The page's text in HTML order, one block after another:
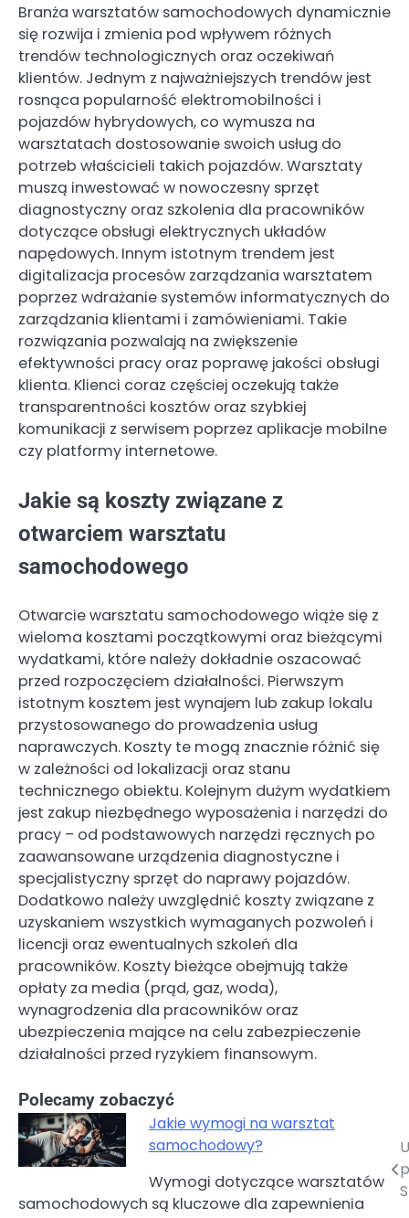
Branża warsztatów samochodowych dynamicznie
się rozwija i zmienia pod wpływem różnych
trendów technologicznych oraz oczekiwań
klientów. Jednym z najważniejszych trendów jest
rosnąca popularność elektromobilności i
pojazdów hybrydowych, co wymusza na
warsztatach dostosowanie swoich usług do
potrzeb właścicieli takich pojazdów. Warsztaty
muszą inwestować w nowoczesny sprzęt
diagnostyczny oraz szkolenia dla pracowników
dotyczące obsługi elektrycznych układów
napędowych. Innym istotnym trendem jest
digitalizacja procesów zarządzania warsztatem
poprzez wdrażanie systemów informatycznych do
zarządzania klientami i zamówieniami. Takie
rozwiązania pozwalają na zwiększenie
efektywności pracy oraz poprawę jakości obsługi
klienta. Klienci coraz częściej oczekują także
transparentności kosztów oraz szybkiej
komunikacji z serwisem poprzez aplikacje mobilne
czy platformy internetowe.
Jakie są koszty związane z
otwarciem warsztatu
samochodowego
Otwarcie warsztatu samochodowego wiąże się z
wieloma kosztami początkowymi oraz bieżącymi
wydatkami, które należy dokładnie oszacować
przed rozpoczęciem działalności. Pierwszym
istotnym kosztem jest wynajem lub zakup lokalu
przystosowanego do prowadzenia usług
naprawczych. Koszty te mogą znacznie różnić się
w zależności od lokalizacji oraz stanu
technicznego obiektu. Kolejnym dużym wydatkiem
jest zakup niezbędnego wyposażenia i narzędzi do
pracy – od podstawowych narzędzi ręcznych po
zaawansowane urządzenia diagnostyczne i
specjalistyczny sprzęt do naprawy pojazdów.
Dodatkowo należy uwzględnić koszty związane z
uzyskaniem wszystkich wymaganych pozwoleń i
licencji oraz ewentualnych szkoleń dla
pracowników. Koszty bieżące obejmują także
opłaty za media (prąd, gaz, woda),
wynagrodzenia dla pracowników oraz
ubezpieczenia mające na celu zabezpieczenie
działalności przed ryzykiem finansowym.
Polecamy zobaczyć
Jakie wymogi na warsztat
samochodowy?
Wymogi dotyczące warsztatów
samochodowych są kluczowe dla zapewnienia
Nawigacja